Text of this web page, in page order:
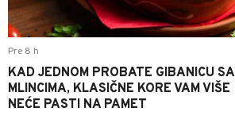
Pre 8 h
KAD JEDNOM PROBATE GIBANICU SA
MLINCIMA, KLASIČNE KORE VAM VIŠE
NEĆE PASTI NA PAMET